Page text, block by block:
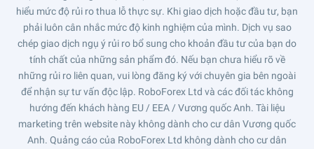
hiểu mức độ rủi ro thua lỗ thực sự. Khi giao dịch hoặc đầu tư, bạn
phải luôn cân nhắc mức độ kinh nghiệm của mình. Dịch vụ sao
chép giao dịch ngụ ý rủi ro bổ sung cho khoản đầu tư của bạn do
tính chất của những sản phẩm đó. Nếu bạn chưa hiểu rõ về
những rủi ro liên quan, vui lòng đăng ký với chuyên gia bên ngoài
để nhận sự tư vấn độc lập. RoboForex Ltd và các đối tác không
hướng đến khách hàng EU / EEA / Vương quốc Anh. Tài liệu
marketing trên website này không dành cho cư dân Vương quốc
Anh. Quảng cáo của RoboForex Ltd không dành cho cư dân